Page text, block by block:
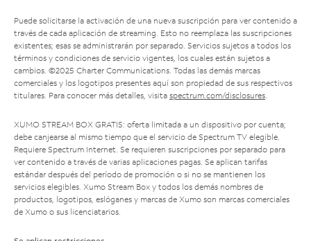
Puede solicitarse la activación de una nueva suscripción para ver contenido a
través de cada aplicación de streaming. Esto no reemplaza las suscripciones
existentes; esas se administrarán por separado. Servicios sujetos a todos los
términos y condiciones de servicio vigentes, los cuales están sujetos a
cambios. ©2025 Charter Communications. Todas las demás marcas
comerciales y los logotipos presentes aquí son propiedad de sus respectivos
titulares. Para conocer más detalles, visita spectrum.com/disclosures.
XUMO STREAM BOX GRATIS: oferta limitada a un dispositivo por cuenta;
debe canjearse al mismo tiempo que el servicio de Spectrum TV elegible.
Requiere Spectrum Internet. Se requieren suscripciones por separado para
ver contenido a través de varias aplicaciones pagas. Se aplican tarifas
estándar después del período de promoción o si no se mantienen los
servicios elegibles. Xumo Stream Box y todos los demás nombres de
productos, logotipos, eslóganes y marcas de Xumo son marcas comerciales
de Xumo o sus licenciatarios.